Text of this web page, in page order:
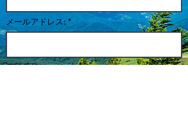
メールアドレス: *
電話番号: